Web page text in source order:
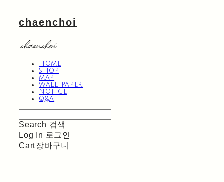
chaenchoi
HOME
SHOP
MAP
WALL PAPER
NOTICE
Q&A
Search 검색
Log In 로그인
Cart장바구니